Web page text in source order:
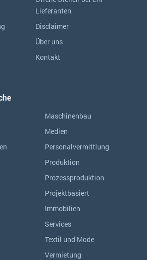
Lieferanten
Disclaimer
Über uns
Kontakt
Maschinenbau
Medien
Personalvermittlung
Produktion
Prozessproduktion
Projektbasiert
Immobilien
Services
Textil und Mode
Vermietung